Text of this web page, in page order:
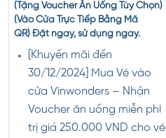
(Tặng Voucher Ăn Uống Tùy Chọn)
(Vào Cửa Trực Tiếp Bằng Mã
QR) Đặt ngay, sử dụng ngay.
[Khuyến mãi đến
30/12/2024] Mua Vé vào
cửa Vinwonders – Nhận
Voucher ăn uống miễn phí
trị giá 250.000 VND cho vé